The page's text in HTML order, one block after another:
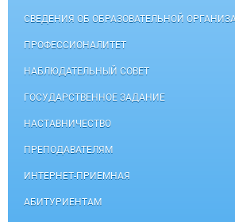
СВЕДЕНИЯ ОБ ОБРАЗОВАТЕЛЬНОЙ
ПРОФЕССИОНАЛИТЕТ
НАБЛЮДАТЕЛЬНЫЙ СОВЕТ
ГОСУДАРСТВЕННОЕ ЗАДАНИЕ
НАСТАВНИЧЕСТВО
ПРЕПОДАВАТЕЛЯМ
ИНТЕРНЕТ-ПРИЕМНАЯ
АБИТУРИЕНТАМ